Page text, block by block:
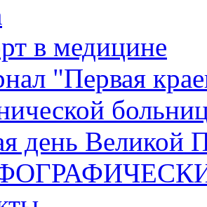
в медицине
"Первая
день Великой